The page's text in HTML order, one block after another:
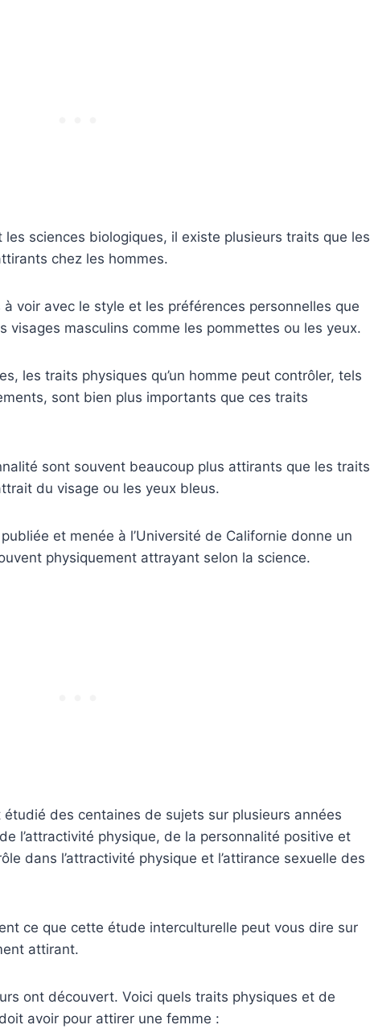
sciences biologiques, il existe plusieurs traits que les
chez les hommes.
voir avec le style et les préférences personnelles que
visages masculins comme les pommettes ou les yeux.
les traits physiques qu’un homme peut contrôler, tels
sont bien plus importants que ces traits
sont souvent beaucoup plus attirants que les traits
du visage ou les yeux bleus.
et menée à l’Université de Californie donne un
physiquement attrayant selon la science.
étudié des centaines de sujets sur plusieurs années
l’attractivité physique, de la personnalité positive et
dans l’attractivité physique et l’attirance sexuelle des
ce que cette étude interculturelle peut vous dire sur
attirant.
ont découvert. Voici quels traits physiques et de
avoir pour attirer une femme :